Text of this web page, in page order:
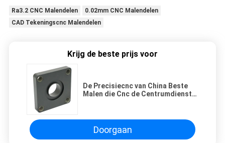
Ra3.2 CNC Malendelen
0.02mm CNC Malendelen
CAD Tekeningscnc Malendelen
Krijg de beste prijs voor
De Precisiecnc van China Beste
Malen die Cnc de Centrumdienst
Doorgaan